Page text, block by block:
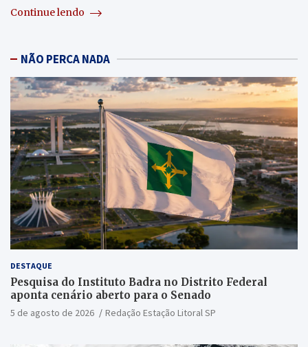
Continue lendo
NÃO PERCA NADA
DESTAQUE
Pesquisa do Instituto Badra no Distrito Federal
aponta cenário aberto para o Senado
5 de agosto de 2026 Redação Estação Litoral SP